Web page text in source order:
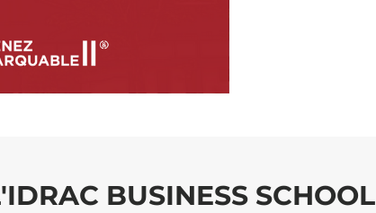
BUSINESS SCHOOL